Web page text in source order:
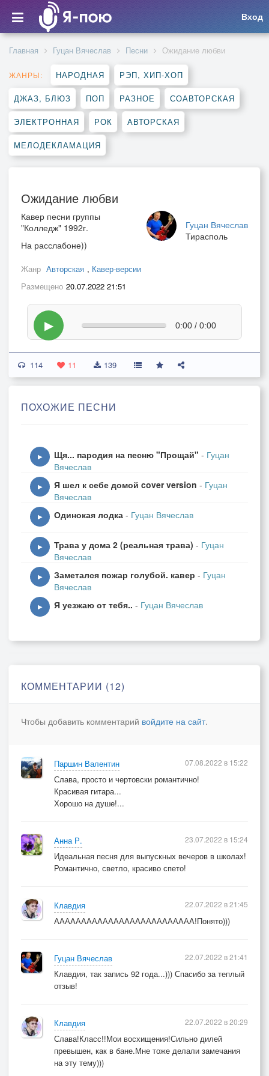
Вход
Главная Гуцан Вячеслав Песни Ожидание любви
ЖАНРЫ: НАРОДНАЯ РЭП, ХИП-ХОП
ДЖАЗ, БЛЮЗ ПОП РАЗНОЕ СОАВТОРСКАЯ
ЭЛЕКТРОННАЯ РОК АВТОРСКАЯ
МЕЛОДЕКЛАМАЦИЯ
Ожидание любви
Гуцан Вячеслав
Тирасполь
Кавер песни группы
"Колледж" 1992г.
На расслабоне))
Жанр Авторская , Кавер-версии
Размещено 20.07.2022 21:51
▶ 0:00 / 0:00
114 11 139
ПОХОЖИЕ ПЕСНИ
▶ Щя... пародия на песню "Прощай" - Гуцан
Вячеслав
▶ Я шел к себе домой cover version - Гуцан
Вячеслав
▶ Одинокая лодка - Гуцан Вячеслав
▶ Трава у дома 2 (реальная трава) - Гуцан
Вячеслав
▶ Заметался пожар голубой. кавер - Гуцан
Вячеслав
▶ Я уезжаю от тебя.. - Гуцан Вячеслав
КОММЕНТАРИИ (12)
Чтобы добавить комментарий войдите на сайт.
Паршин Валентин
Слава, просто и чертовски романтично!
Красивая гитара...
Хорошо на душе!...
07.08.2022 в 15:22
Анна Р.
Идеальная песня для выпускных вечеров в школах!
Романтично, светло, красиво спето!
23.07.2022 в 15:24
Клавдия
АААААААААААААААААААААААААА!Понято)))
22.07.2022 в 21:45
Гуцан Вячеслав
Клавдия, так запись 92 года...))) Спасибо за теплый
отзыв!
22.07.2022 в 21:41
Клавдия
Слава!Класс!!Мои восхищения!Сильно дилей
превышен, как в бане.Мне тоже делали замечания
на эту тему)))
22.07.2022 в 20:29